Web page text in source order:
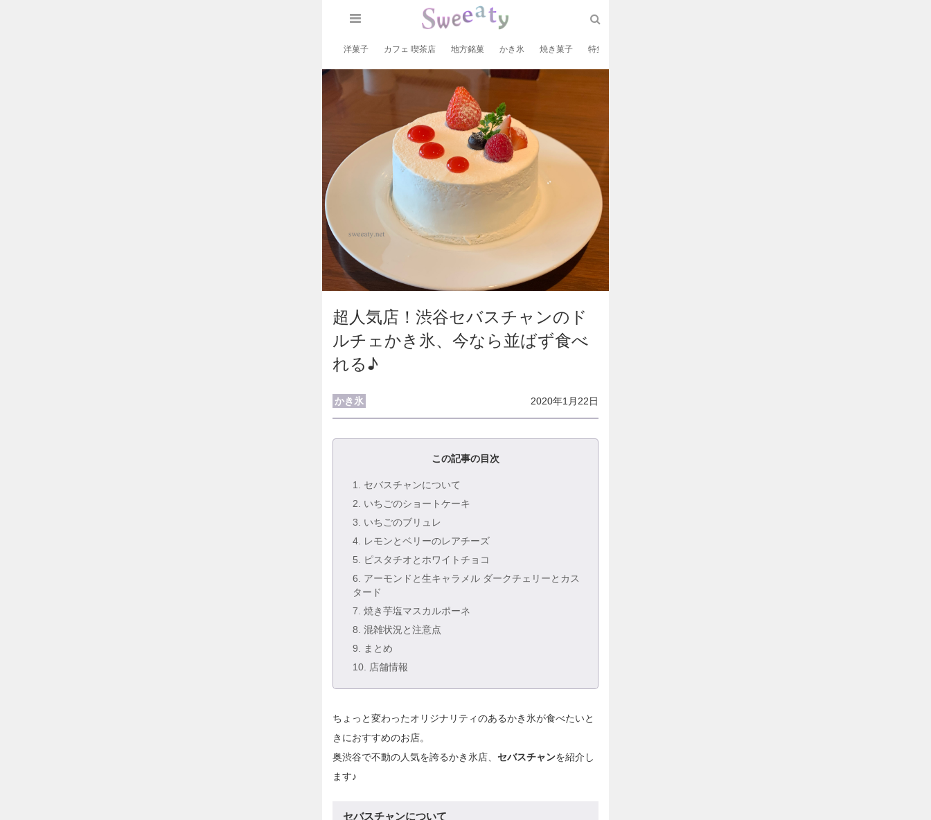
洋菓子 カフェ 喫茶店 地方銘菓 かき氷 焼き菓子 特集
超人気店！渋谷セバスチャンのド
ルチェかき氷、今なら並ばず食べ
れる♪
かき氷 2020年1月22日
この記事の目次
1
. セバスチャンについて
2 . いちごのショートケーキ
3 . いちごのブリュレ
4 . レモンとベリーのレアチーズ
5 . ピスタチオとホワイトチョコ
6 . アーモンドと生キャラメル ダークチェリーとカス
タード
7 . 焼き芋塩マスカルポーネ
8 . 混雑状況と注意点
9 . まとめ
10 . 店舗情報
ちょっと変わったオリジナリティのあるかき氷が食べたいと
きにおすすめのお店。
奥渋谷で不動の人気を誇るかき氷店、 セバスチャンを紹介し
ます♪
セバスチャンについて